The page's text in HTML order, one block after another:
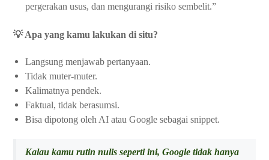
pergerakan usus, dan mengurangi risiko sembelit.”
💡 Apa yang kamu lakukan di situ?
Langsung menjawab pertanyaan.
Tidak muter-muter.
Kalimatnya pendek.
Faktual, tidak berasumsi.
Bisa dipotong oleh AI atau Google sebagai snippet.
Kalau kamu rutin nulis seperti ini, Google tidak hanya